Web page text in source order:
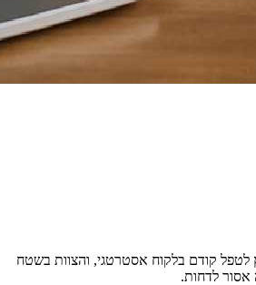
לטפל קודם בלקוח אסטרטגי, והצוות בשטח
אסור לדחות.